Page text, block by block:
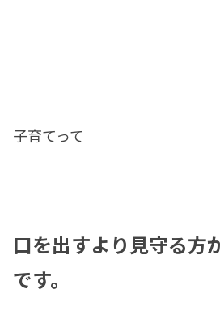
子育てって
口を出すより見守る方
です。